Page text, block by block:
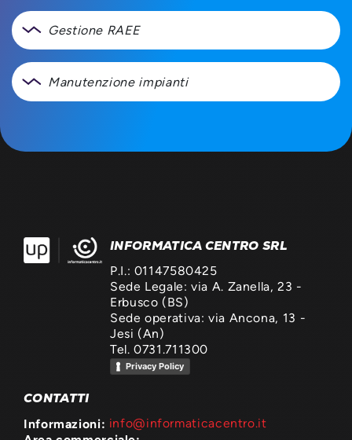
Gestione RAEE
Manutenzione impianti
INFORMATICA CENTRO SRL
P.I.: 01147580425
Sede Legale: via A. Zanella, 23 -
Erbusco (BS)
Sede operativa: via Ancona, 13 -
Jesi (An)
Tel. 0731.711300
Privacy Policy
CONTATTI
Informazioni: info@informaticacentro.it